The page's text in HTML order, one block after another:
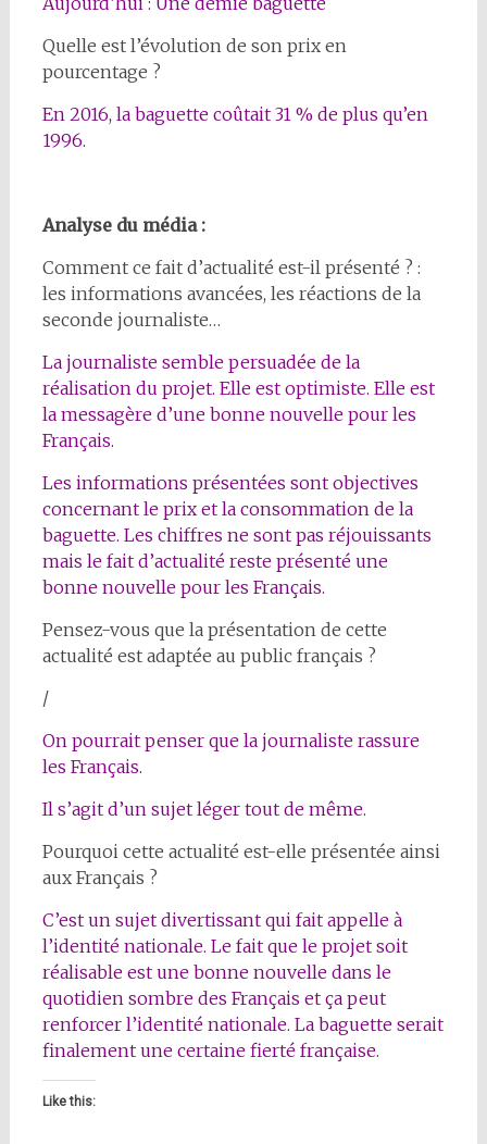
Quelle est l’évolution de son prix en
pourcentage ?
En 2016, la baguette coûtait 31 % de plus qu’en
1996.
Analyse du média :
Comment ce fait d’actualité est-il présenté ? :
les informations avancées, les réactions de la
seconde journaliste…
La journaliste semble persuadée de la
réalisation du projet. Elle est optimiste. Elle est
la messagère d’une bonne nouvelle pour les
Français.
Les informations présentées sont objectives
concernant le prix et la consommation de la
baguette. Les chiffres ne sont pas réjouissants
mais le fait d’actualité reste présenté une
bonne nouvelle pour les Français.
Pensez-vous que la présentation de cette
actualité est adaptée au public français ?
/
On pourrait penser que la journaliste rassure
les Français.
Il s’agit d’un sujet léger tout de même.
Pourquoi cette actualité est-elle présentée ainsi
aux Français ?
C’est un sujet divertissant qui fait appelle à
l’identité nationale. Le fait que le projet soit
réalisable est une bonne nouvelle dans le
quotidien sombre des Français et ça peut
renforcer l’identité nationale. La baguette serait
finalement une certaine fierté française.
Like this: